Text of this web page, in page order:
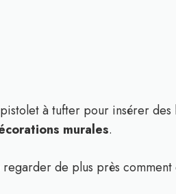
à tufter pour insérer
murales.
de plus près